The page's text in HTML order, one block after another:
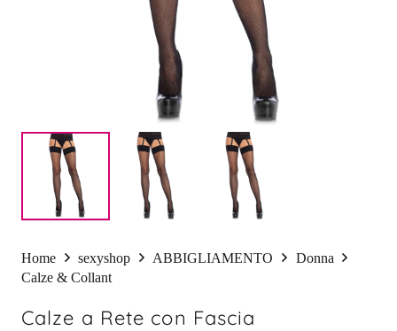
Home sexyshop ABBIGLIAMENTO
Donna
Calze & Collant
Calze a Rete con Fascia